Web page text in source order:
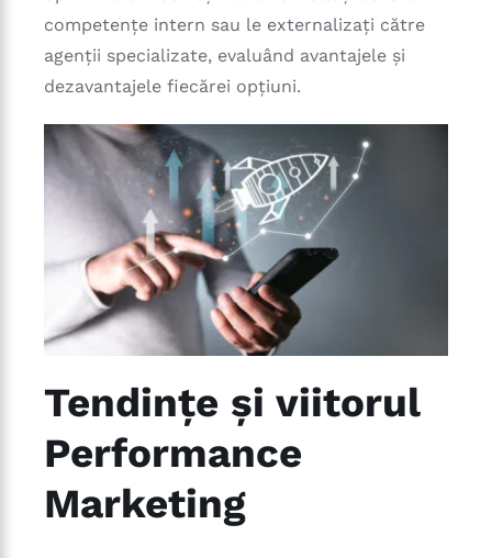
competențe intern sau le externalizați către
agenții specializate, evaluând avantajele și
dezavantajele fiecărei opțiuni.
Tendințe și viitorul
Performance
Marketing